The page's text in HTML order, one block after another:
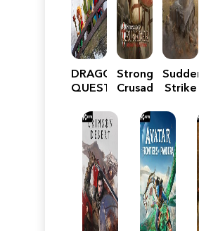
DRAGON
QUEST
Reimagined
Stronghold
Crusader:
Edition
Sudden
Strike